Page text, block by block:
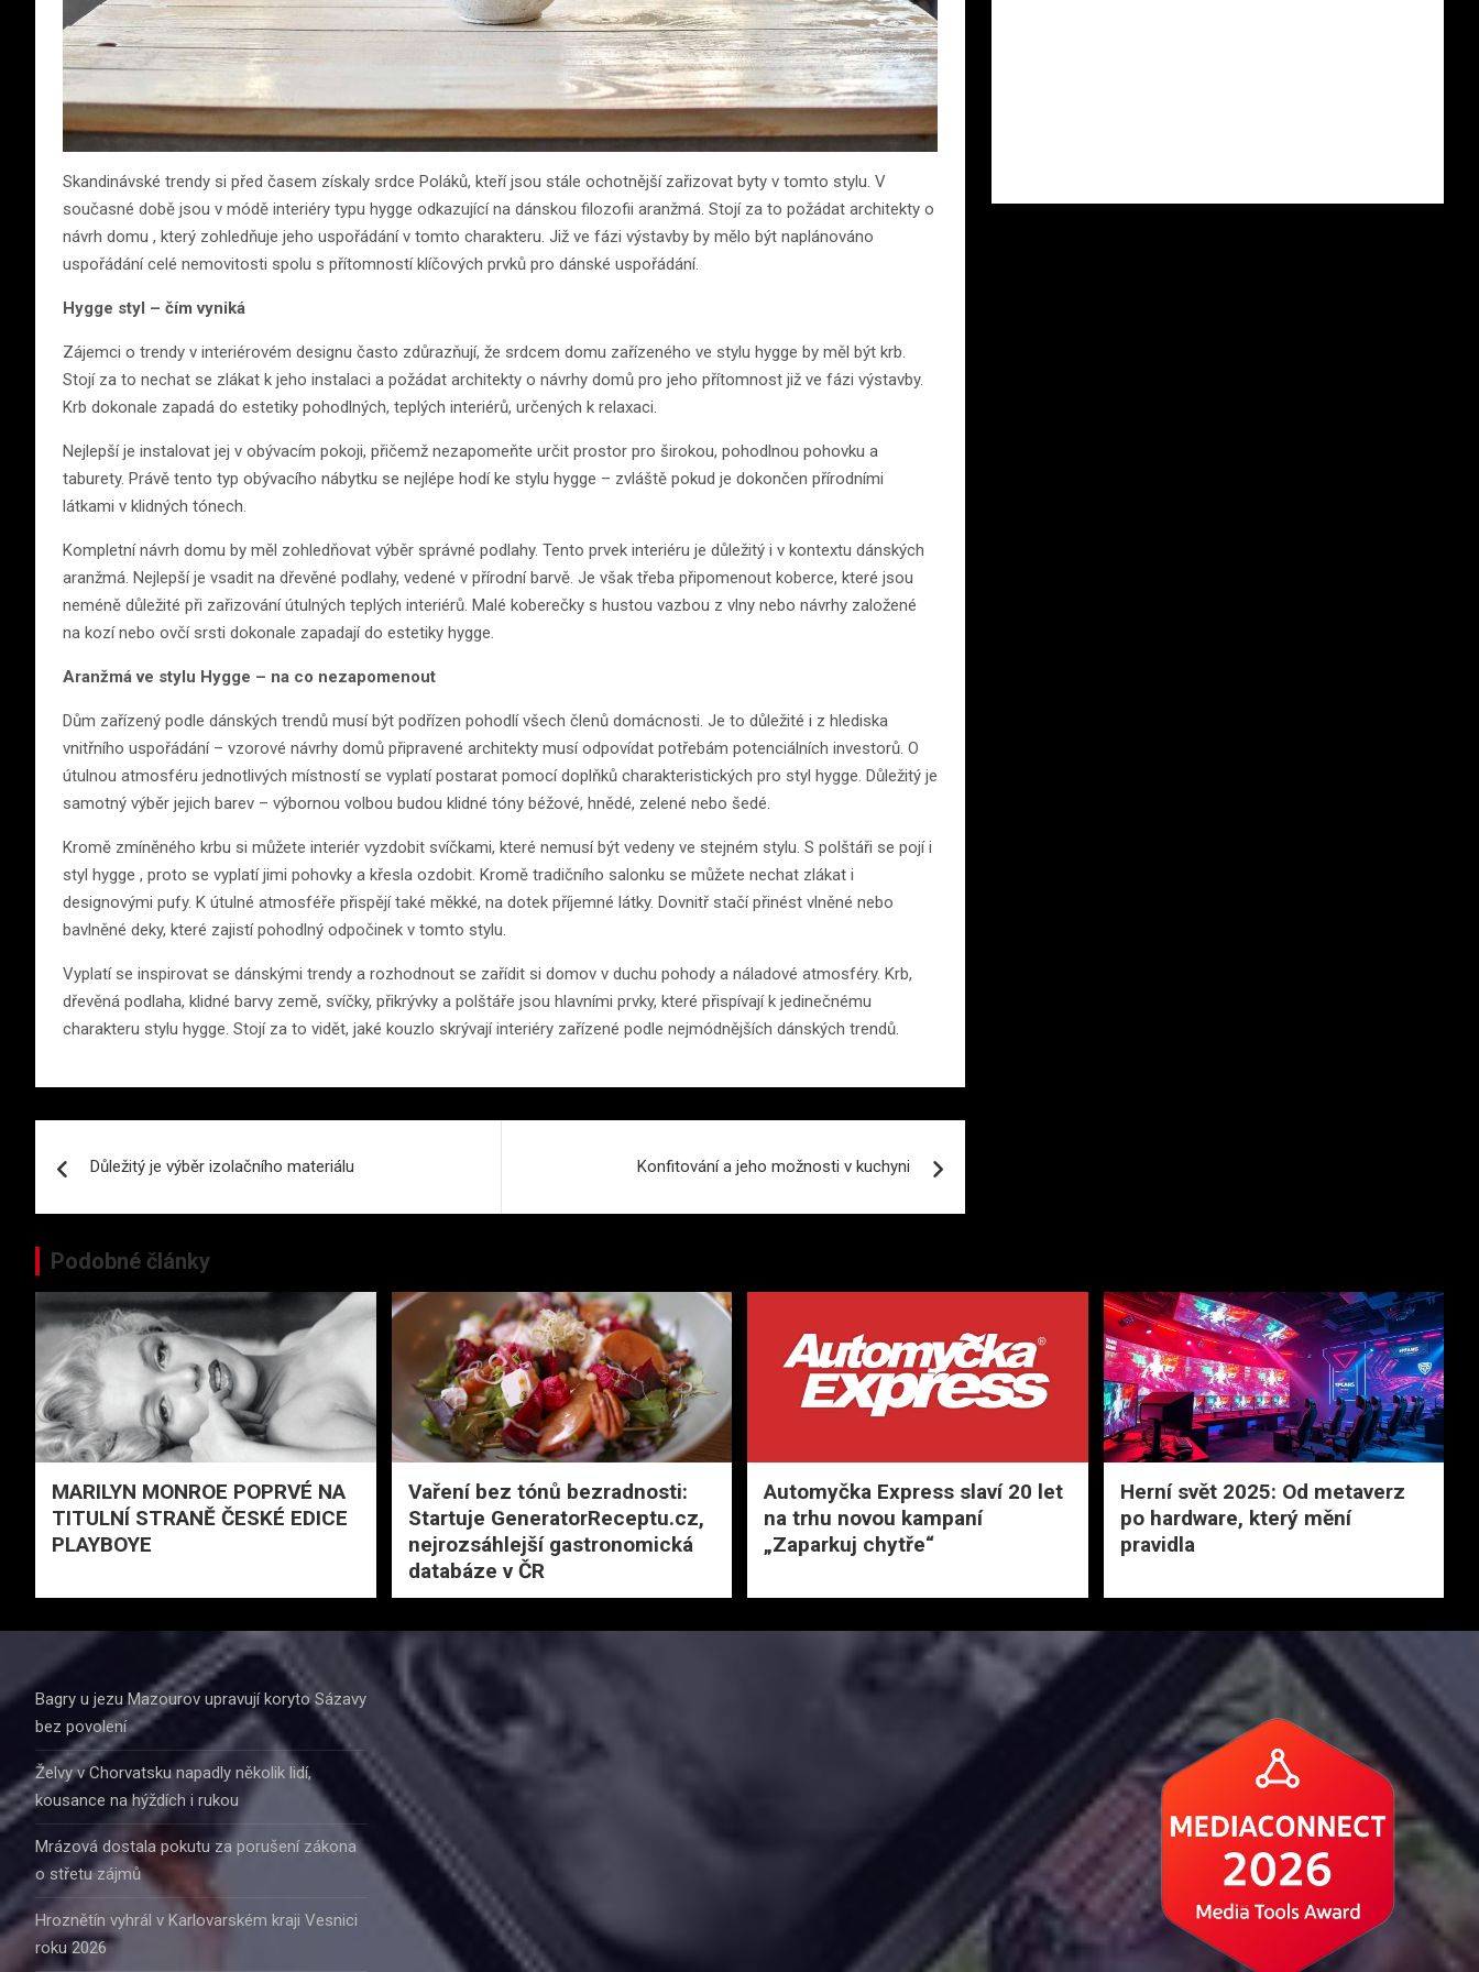
Skandinávské trendy si před časem získaly srdce Poláků, kteří jsou stále ochotnější zařizovat byty v tomto stylu. V
současné době jsou v módě interiéry typu hygge odkazující na dánskou filozofii aranžmá. Stojí za to požádat architekty o
návrh domu , který zohledňuje jeho uspořádání v tomto charakteru. Již ve fázi výstavby by mělo být naplánováno
uspořádání celé nemovitosti spolu s přítomností klíčových prvků pro dánské uspořádání.
Hygge styl – čím vyniká
Zájemci o trendy v interiérovém designu často zdůrazňují, že srdcem domu zařízeného ve stylu hygge by měl být krb.
Stojí za to nechat se zlákat k jeho instalaci a požádat architekty o návrhy domů pro jeho přítomnost již ve fázi výstavby.
Krb dokonale zapadá do estetiky pohodlných, teplých interiérů, určených k relaxaci.
Nejlepší je instalovat jej v obývacím pokoji, přičemž nezapomeňte určit prostor pro širokou, pohodlnou pohovku a
taburety. Právě tento typ obývacího nábytku se nejlépe hodí ke stylu hygge – zvláště pokud je dokončen přírodními
látkami v klidných tónech.
Kompletní návrh domu by měl zohledňovat výběr správné podlahy. Tento prvek interiéru je důležitý i v kontextu dánských
aranžmá. Nejlepší je vsadit na dřevěné podlahy, vedené v přírodní barvě. Je však třeba připomenout koberce, které jsou
neméně důležité při zařizování útulných teplých interiérů. Malé koberečky s hustou vazbou z vlny nebo návrhy založené
na kozí nebo ovčí srsti dokonale zapadají do estetiky hygge.
Aranžmá ve stylu Hygge – na co nezapomenout
Dům zařízený podle dánských trendů musí být podřízen pohodlí všech členů domácnosti. Je to důležité i z hlediska
vnitřního uspořádání – vzorové návrhy domů připravené architekty musí odpovídat potřebám potenciálních investorů. O
útulnou atmosféru jednotlivých místností se vyplatí postarat pomocí doplňků charakteristických pro styl hygge. Důležitý je
samotný výběr jejich barev – výbornou volbou budou klidné tóny béžové, hnědé, zelené nebo šedé.
Kromě zmíněného krbu si můžete interiér vyzdobit svíčkami, které nemusí být vedeny ve stejném stylu. S polštáři se pojí i
styl hygge , proto se vyplatí jimi pohovky a křesla ozdobit. Kromě tradičního salonku se můžete nechat zlákat i
designovými pufy. K útulné atmosféře přispějí také měkké, na dotek příjemné látky. Dovnitř stačí přinést vlněné nebo
bavlněné deky, které zajistí pohodlný odpočinek v tomto stylu.
Vyplatí se inspirovat se dánskými trendy a rozhodnout se zařídit si domov v duchu pohody a náladové atmosféry. Krb,
dřevěná podlaha, klidné barvy země, svíčky, přikrývky a polštáře jsou hlavními prvky, které přispívají k jedinečnému
charakteru stylu hygge. Stojí za to vidět, jaké kouzlo skrývají interiéry zařízené podle nejmódnějších dánských trendů.
pro
Důležitý je výběr izolačního materiálu Konfitování a jeho možnosti v kuchyni
Podobné články
MARILYN MONROE POPRVÉ NA
TITULNÍ STRANĚ ČESKÉ EDICE
PLAYBOYE
Vaření bez tónů bezradnosti:
Startuje GeneratorReceptu.cz,
nejrozsáhlejší gastronomická
databáze v ČR
Automyčka Express slaví 20 let
na trhu novou kampaní
„Zaparkuj chytře“
Herní svět 2025: Od metaverz
po hardware, který mění
pravidla
Bagry u jezu Mazourov upravují koryto Sázavy
bez povolení
Želvy v Chorvatsku napadly několik lidí,
kousance na hýždích i rukou
Mrázová dostala pokutu za porušení zákona
o střetu zájmů
Hroznětín vyhrál v Karlovarském kraji Vesnici
roku 2026